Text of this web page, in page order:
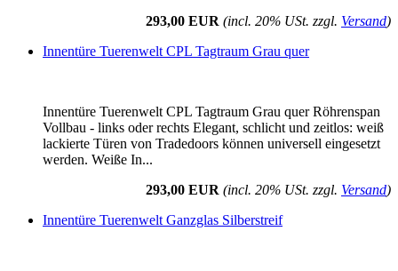
293,00 EUR (incl. 20% USt. zzgl. Versand)
Innentüre Tuerenwelt CPL Tagtraum Grau quer
Innentüre Tuerenwelt CPL Tagtraum Grau quer Röhrenspan
Vollbau - links oder rechts Elegant, schlicht und zeitlos: weiß
lackierte Türen von Tradedoors können universell eingesetzt
werden. Weiße In...
293,00 EUR (incl. 20% USt. zzgl. Versand)
Innentüre Tuerenwelt Ganzglas Silberstreif